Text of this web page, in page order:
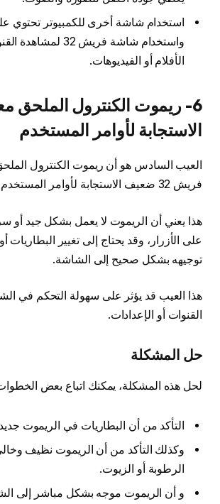
واستخدام شاشة فريش 32
الأفلام أو الفيديوهات.
6- ريموت الكنترول الملحق
الاستجابة لأوامر المستخدم
العيب السادس هو أن ريموت الكنترول
فريش 32 ضعيف الاستجابة لأوامر المستخدم.
هذا يعني أن الريموت لا يعمل بشكل جيد أو
على الأزرار، وقد يحتاج إلى تغيير البطاريات
توجيهه بشكل صحيح إلى الشاشة.
هذا العيب قد يؤثر على سهولة التحكم في
القنوات أو الإعدادات.
حل المشكلة
لحل هذه المشكلة، يمكنك اتباع بعض
التأكد من أن البطاريات في الريموت
وكذلك التأكد من أن الريموت نظيف
الرطوبة أو الزيوت.
و أن الريموت موجه بشكل مباشر إلى